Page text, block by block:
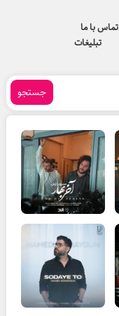
تماس با ما
تبلیغات
جستجو